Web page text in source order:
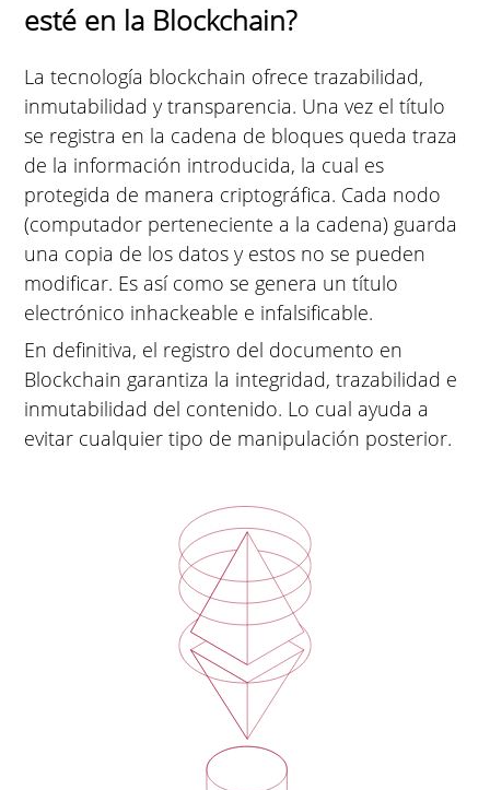
esté en la Blockchain?
La tecnología blockchain ofrece trazabilidad,
inmutabilidad y transparencia. Una vez el título
se registra en la cadena de bloques queda traza
de la información introducida, la cual es
protegida de manera criptográfica. Cada nodo
(computador perteneciente a la cadena) guarda
una copia de los datos y estos no se pueden
modificar. Es así como se genera un título
electrónico inhackeable e infalsificable.
En definitiva, el registro del documento en
Blockchain garantiza la integridad, trazabilidad e
inmutabilidad del contenido. Lo cual ayuda a
evitar cualquier tipo de manipulación posterior.